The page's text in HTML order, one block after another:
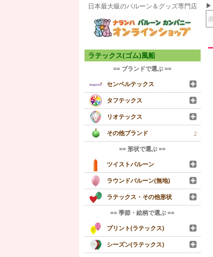
日本最大級のバルーン＆グッズ専門店
ラテックス(ゴム)風船
== ブランドで選ぶ ==
センペルテックス
タフテックス
リオテックス
その他ブランド
2
== 形状で選ぶ ==
ツイストバルーン
ラウンドバルーン(無地)
ラテックス・その他形状
== 季節・絵柄で選ぶ ==
プリント(ラテックス)
シーズン(ラテックス)